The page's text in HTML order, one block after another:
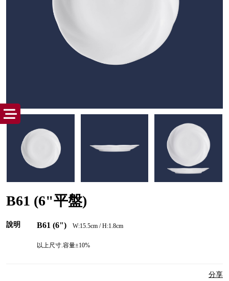
B61 (6"平盤)
說明 B61 (6") W:15.5cm / H:1.8cm
以上尺寸.容量±10%
分享